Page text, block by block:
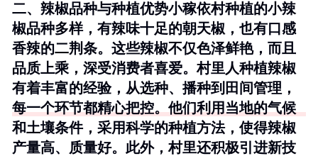
二、辣椒品种与种植优势小稼依村种植的小辣
椒品种多样，有辣味十足的朝天椒，也有口感
香辣的二荆条。这些辣椒不仅色泽鲜艳，而且
品质上乘，深受消费者喜爱。村里人种植辣椒
有着丰富的经验，从选种、播种到田间管理，
每一个环节都精心把控。他们利用当地的气候
和土壤条件，采用科学的种植方法，使得辣椒
产量高、质量好。此外，村里还积极引进新技